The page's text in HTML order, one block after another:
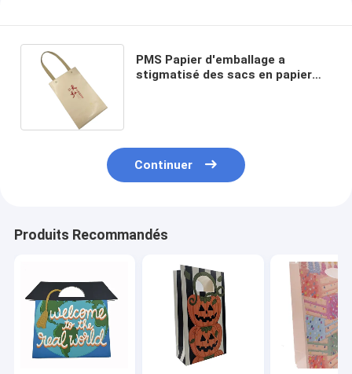
PMS Papier d'emballage a
stigmatisé des sacs en papier
Continuer
Produits Recommandés